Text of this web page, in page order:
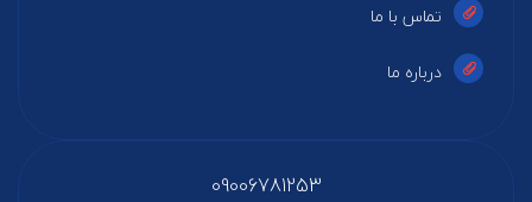
تماس با ما
درباره ما
09006781253